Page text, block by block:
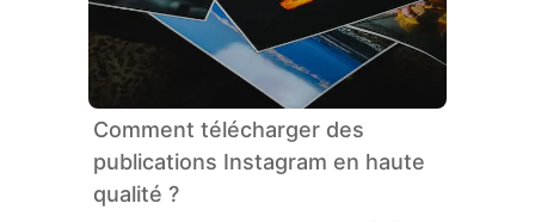
Comment télécharger des
publications Instagram en haute
qualité ?